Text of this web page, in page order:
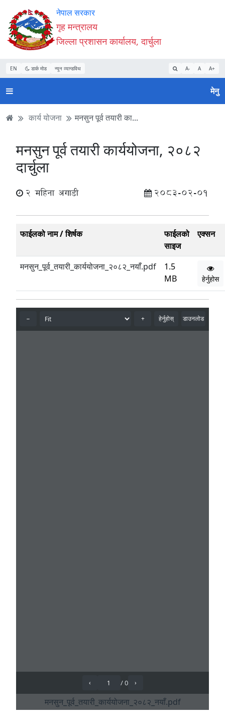
Accessibility
Mode
सुरु
गर्नुहोस्
सामाग्री
पढ्नुहाेस्
नेभिगेसन
पढ्नुहाेस्
वेबसाइट
खोजमा
जानुहोस्
नेपाल सरकार
गृह मन्त्रालय
जिल्ला प्रशासन कार्यालय, दार्चुला
EN डार्क मोड न्यून व्यान्डविथ A- A A+
मेनु
कार्य योजना मनसुन पूर्व तयारी का...
मनसुन पूर्व तयारी कार्ययोजना, २०८२
दार्चुला
2 महिना अगाडी 2083-02-01
फाईलको नाम / शिर्षक
फाईलको
साइज
एक्सन
मनसुन_पूर्व_तयारी_कार्ययोजना_२०८२_नयाँ.pdf
1.5
MB
हेर्नुहोस